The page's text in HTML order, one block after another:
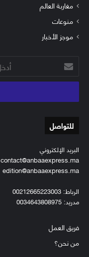
مغاربة العالم
منوعات
موجز الأخبار
أدخل
بريدك
الإلكتروني
للتواصل
البريد الإلكتروني
contact@anbaaexpress.ma
edition@anbaaexpress.ma
الرباط: 00212665223003
مدريد: 0034643808975
فريق العمل
من نحن؟